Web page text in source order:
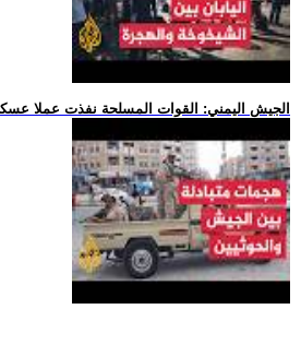
.. الجيش اليمني: القوات المسلحة نفذت عملا